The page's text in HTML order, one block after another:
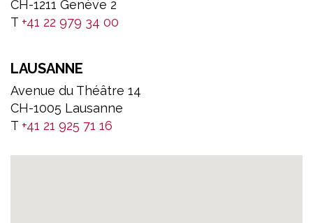
CH-1211 Genève 2
T +41 22 979 34 00
LAUSANNE
Avenue du Théâtre 14
CH-1005 Lausanne
T +41 21 925 71 16